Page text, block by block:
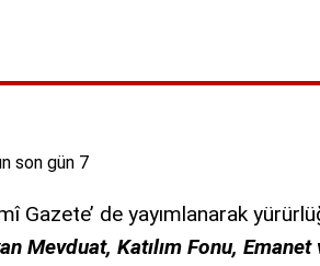
Gazete’ de yayımlanarak
Mevduat, Katılım Fonu,